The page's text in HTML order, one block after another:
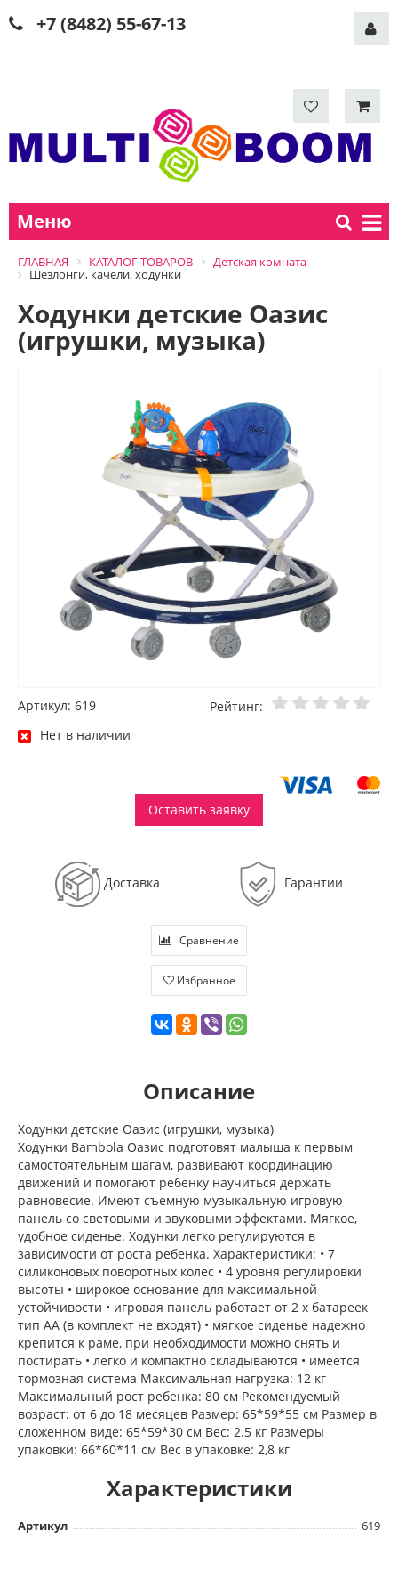
+7 (8482) 55-67-13
Меню
ГЛАВНАЯ КАТАЛОГ ТОВАРОВ
Детская комната
Шезлонги, качели, ходунки
Ходунки детские Оазис
(игрушки, музыка)
Артикул: 619
Рейтинг:
Нет в наличии
Оставить заявку
Доставка Гарантии
Сравнение
Избранное
Описание
Ходунки детские Оазис (игрушки, музыка)
Ходунки Bambola Оазис подготовят малыша к первым
самостоятельным шагам, развивают координацию
движений и помогают ребенку научиться держать
равновесие. Имеют съемную музыкальную игровую
панель со световыми и звуковыми эффектами. Мягкое,
удобное сиденье. Ходунки легко регулируются в
зависимости от роста ребенка. Характеристики: • 7
силиконовых поворотных колес • 4 уровня регулировки
высоты • широкое основание для максимальной
устойчивости • игровая панель работает от 2 х батареек
тип АА (в комплект не входят) • мягкое сиденье надежно
крепится к раме, при необходимости можно снять и
постирать • легко и компактно складываются • имеется
тормозная система Максимальная нагрузка: 12 кг
Максимальный рост ребенка: 80 см Рекомендуемый
возраст: от 6 до 18 месяцев Размер: 65*59*55 см Размер в
сложенном виде: 65*59*30 см Вес: 2.5 кг Размеры
упаковки: 66*60*11 см Вес в упаковке: 2,8 кг
Характеристики
Артикул 619